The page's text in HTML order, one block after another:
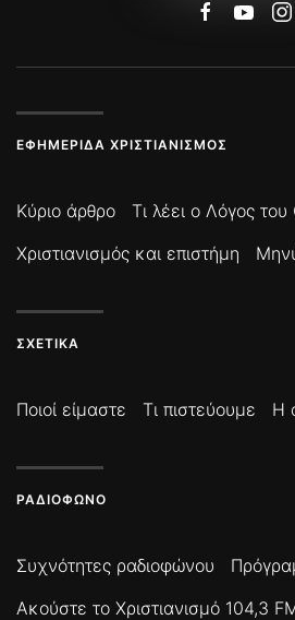
ΕΦΗΜΕΡΊΔΑ ΧΡΙΣΤΙΑΝΙΣΜΌΣ
Κύριο άρθρο Τι λέει ο Λόγος
Χριστιανισμός και επιστήμη
ΣΧΕΤΙΚΆ
Ποιοί είμαστε Τι πιστεύουμε Η
ΡΑΔΙΌΦΩΝΟ
Συχνότητες ραδιοφώνου
Ακούστε το Χριστιανισμό 104,3